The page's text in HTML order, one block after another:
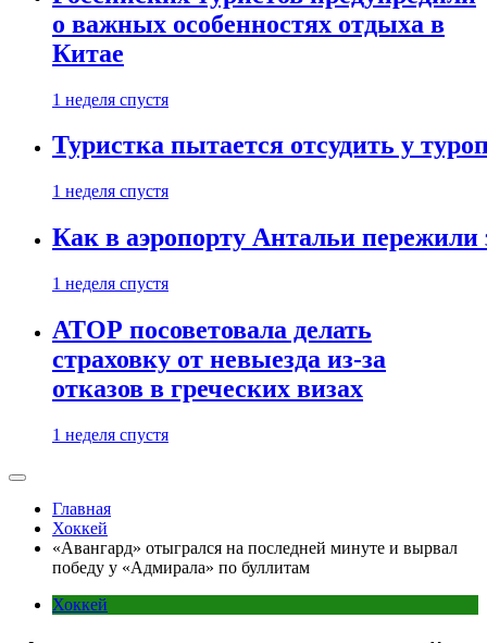
о важных особенностях отдыха в
Китае
1 неделя спустя
Туристка пытается отсудить у
1 неделя спустя
Как в аэропорту Антальи
1 неделя спустя
АТОР посоветовала делать
страховку от невыезда из-за
отказов в греческих визах
1 неделя спустя
Главная
Хоккей
«Авангард» отыгрался на последней минуте и вырвал
победу у «Адмирала» по буллитам
Хоккей